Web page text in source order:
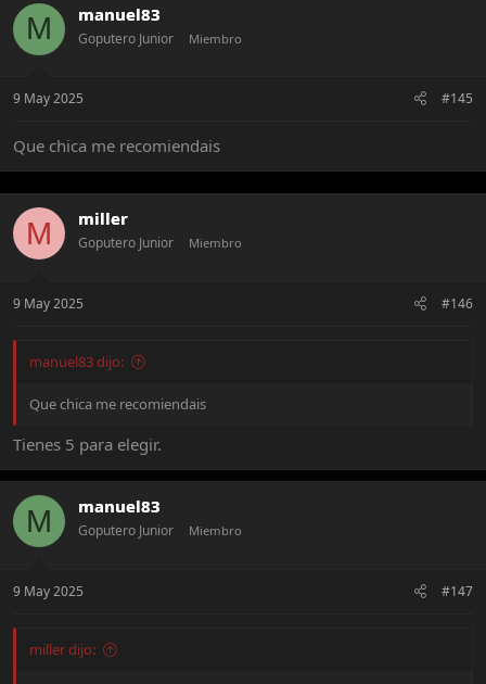
t
i
o
:
M manuel83
Goputero Junior Miembro
9 May 2025 #145
Que chica me recomiendais
M miller
Goputero Junior Miembro
9 May 2025 #146
manuel83 dijo:
Que chica me recomiendais
Tienes 5 para elegir.
M manuel83
Goputero Junior Miembro
9 May 2025 #147
miller dijo: